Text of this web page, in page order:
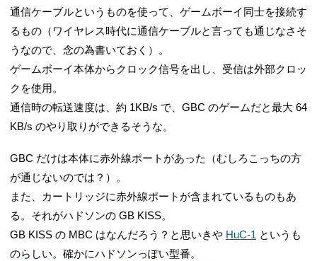
通信ケーブルというものを使って、ゲームボーイ同士を接続す
るもの（ワイヤレス時代に通信ケーブルと言っても通じなさそ
うなので、念の為書いておく）。
ゲームボーイ本体からクロック信号を出し、受信は外部クロッ
クを使用。
通信時の転送速度は、約 1KB/s で、GBC のゲームだと最大 64
KB/s のやり取りができるそうな。
GBC だけは本体に赤外線ポートがあった（むしろこっちの方
が通じないのでは？）。
また、カートリッジに赤外線ポートが含まれているものもあ
る。それがハドソンの GB KISS。
GB KISS の MBC はなんだろう？と思いきや HuC-1 というも
のらしい。確かにハドソンっぽい型番。